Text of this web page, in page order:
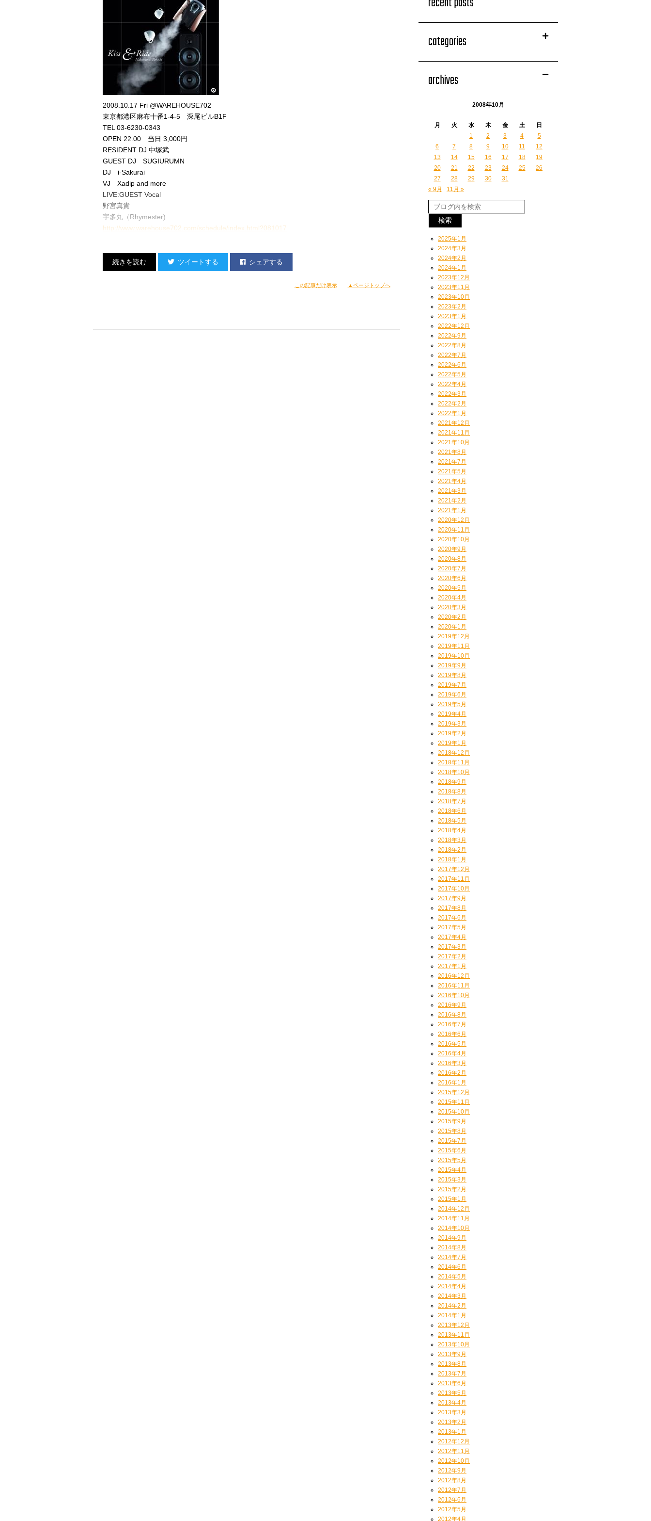
2008.10.17 Fri @WAREHOUSE702
東京都港区麻布十番1-4-5 深尾ビルB1F
TEL 03-6230-0343
OPEN 22:00 当日 3,000円
RESIDENT DJ 中塚武
GUEST DJ SUGIURUMN
DJ i-Sakurai
VJ Xadip and more
LIVE:GUEST Vocal
野宮真貴
宇多丸（Rhymester)
http://www.warehouse702.com/schedule/index.html?081017
ツイートする シェアする
この記事だけ表示 ▲ページトップへ
categories
archives
2008年10月
月 火 水 木 金 土
日
1
2 3 4
5
6
7 8 9 10 11
12
13
14 15 16 17 18
19
20
21 22 23 24 25
26
27
28 29 30
31
« 9月
11月 »
2025年1月
2024年3月
2024年2月
2024年1月
2023年12月
2023年11月
2023年10月
2023年2月
2023年1月
2022年12月
2022年9月
2022年8月
2022年7月
2022年6月
2022年5月
2022年4月
2022年3月
2022年2月
2022年1月
2021年12月
2021年11月
2021年10月
2021年8月
2021年7月
2021年5月
2021年4月
2021年3月
2021年2月
2021年1月
2020年12月
2020年11月
2020年10月
2020年9月
2020年8月
2020年7月
2020年6月
2020年5月
2020年4月
2020年3月
2020年2月
2020年1月
2019年12月
2019年11月
2019年10月
2019年9月
2019年8月
2019年7月
2019年6月
2019年5月
2019年4月
2019年3月
2019年2月
2019年1月
2018年12月
2018年11月
2018年10月
2018年9月
2018年8月
2018年7月
2018年6月
2018年5月
2018年4月
2018年3月
2018年2月
2018年1月
2017年12月
2017年11月
2017年10月
2017年9月
2017年8月
2017年6月
2017年5月
2017年4月
2017年3月
2017年2月
2017年1月
2016年12月
2016年11月
2016年10月
2016年9月
2016年8月
2016年7月
2016年6月
2016年5月
2016年4月
2016年3月
2016年2月
2016年1月
2015年12月
2015年11月
2015年10月
2015年9月
2015年8月
2015年7月
2015年6月
2015年5月
2015年4月
2015年3月
2015年2月
2015年1月
2014年12月
2014年11月
2014年10月
2014年9月
2014年8月
2014年7月
2014年6月
2014年5月
2014年4月
2014年3月
2014年2月
2014年1月
2013年12月
2013年11月
2013年10月
2013年9月
2013年8月
2013年7月
2013年6月
2013年5月
2013年4月
2013年3月
2013年2月
2013年1月
2012年12月
2012年11月
2012年10月
2012年9月
2012年8月
2012年7月
2012年6月
2012年5月
2012年4月